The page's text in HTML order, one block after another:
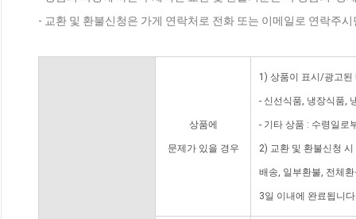
- 교환 및 환불신청은 가게 연락처로 전화 또는 이메일로 연락주
상품에
문제가 있을 경우
1) 상품이 표시/광고된
- 신선식품, 냉장식품,
- 기타 상품 : 수령일로
2) 교환 및 환불신청
배송, 일부환불, 전체
3일 이내에 완료됩니